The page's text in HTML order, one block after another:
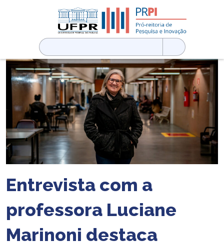
Pesquisar
por:
Entrevista com a
professora Luciane
Marinoni destaca